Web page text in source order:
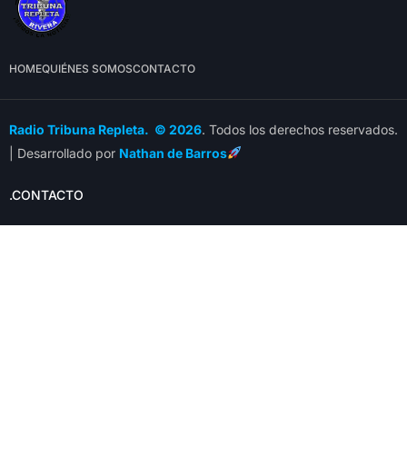
HOMEQUIÉNES SOMOSCONTACTO
Radio Tribuna Repleta. © 2026. Todos los derechos reservados.
| Desarrollado por Nathan de Barros
.CONTACTO